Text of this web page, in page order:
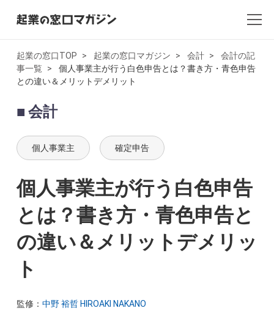
全記事一覧
起業・創業
開業
会社設立・法人化
会計
AI×起業
起業の窓口TOP 起業の窓口マガジン 会計
会計の記
事一覧
個人事業主が行う白色申告とは？書き方・青色申告
との違い＆メリットデメリット
会計
個人事業主 確定申告
個人事業主が行う白色申告
とは？書き方・青色申告と
の違い＆メリットデメリッ
ト
監修： 中野 裕哲 HIROAKI NAKANO